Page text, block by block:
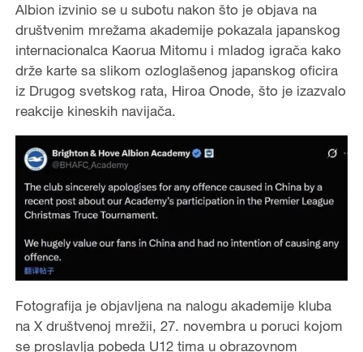
Albion izvinio se u subotu nakon što je objava na
društvenim mrežama akademije pokazala japanskog
internacionalca Kaorua Mitomu i mladog igrača kako
drže karte sa slikom ozloglašenog japanskog oficira
iz Drugog svetskog rata, Hiroa Onode, što je izazvalo
reakcije kineskih navijača.
Fotografija je objavljena na nalogu akademije kluba
na X društvenoj mrežii, 27. novembra u poruci kojom
se proslavlja pobeda U12 tima u obrazovnom